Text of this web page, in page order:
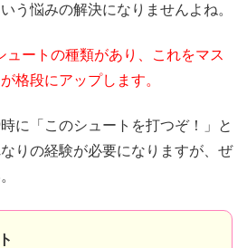
う悩みの解決になりませんよね。
ュートの種類があり、これをマス
格段にアップします。
に「このシュートを打つぞ！」と
りの経験が必要になりますが、ぜ